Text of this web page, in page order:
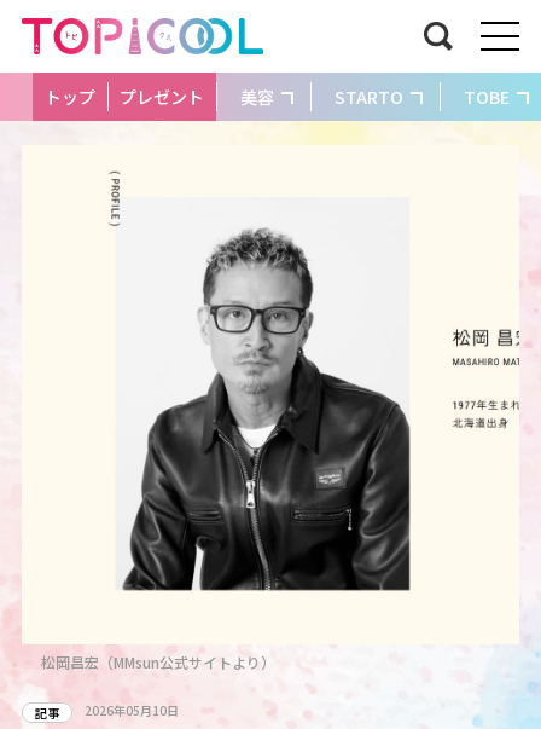
トップ プレゼント 美容 STARTO TOBE
松岡昌宏（MMsun公式サイトより）
記事 2026年05月10日